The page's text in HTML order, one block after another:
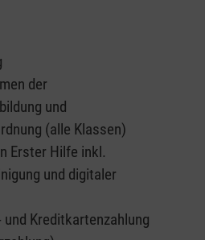
der
und
(alle Klassen)
Erster Hilfe inkl.
und digitaler
und Kreditkartenzahlung